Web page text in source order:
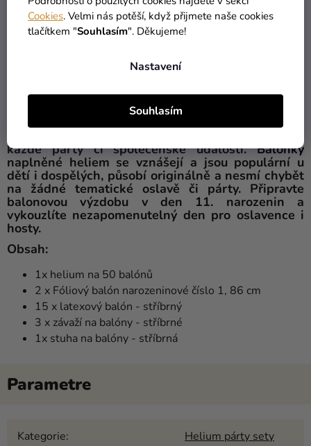
Cookies. Velmi nás potěší, když přijmete naše cookies
tlačítkem "Souhlasím". Děkujeme!
Nastavení
Souhlasím
Helium párty set na 11. narozeniny se stříbrnými
Copak je to oslava 11. bez velkolepé výzdoby?
balóny dodá vaší oslavě tu pravou šťávu. Všechno
každé party či společenské události.Balónky
naplněné heliem se vznášejí a jsou populární u
dětí i dospělých, působí originálně a nesmí chybět
na žádné tematické oslavě či párty. Připravte
balonovou výzdobu v den 11. narozenin a
vykouzlíte nezapomenutelný den pro oslavence i
hosty.
Obsah:
1x helium na 50 balónů
2 x Fóliový balón narozeninové číslo 1, 86 cm
15 x latexový balón - stříbrný
3 x závaží na balóny - stříbrné
1x stuha na balóny - stříbrná
Kategorie: Helium párty sety